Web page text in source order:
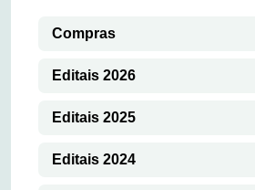
Compras
Editais 2026
Editais 2025
Editais 2024